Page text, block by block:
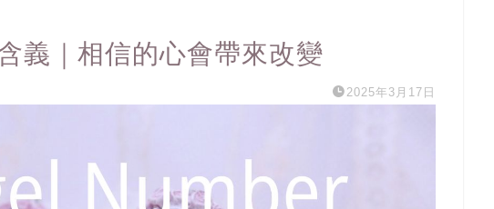
義｜相信的心會帶來改變
2025年3月17日